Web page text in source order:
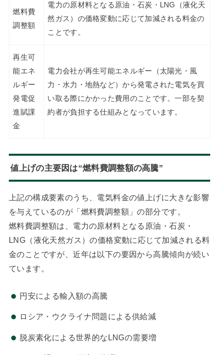
燃料費
調整額
電力の原材料となる原油・石炭・LNG（液化天
然ガス）の価格変動に応じて加減される料金の
ことです。
再生可
能エネ
ルギー
発電促
進賦課
金
電力会社が再生可能エネルギー（太陽光・風
力・水力・地熱など）から発電された電気を買
い取る際にかかった費用のことです。一部を契
約者が負担する仕組みとなっています。
値上げの主要因は“燃料費調整額の高騰”
上記の構成要素のうち、電気料金の値上げに大きな影響
を与えているのが「燃料費調整額」の部分です。
燃料費調整額は、電力の原材料となる原油・石炭・
LNG（液化天然ガス）の価格変動に応じて加減される料
金のことですが、近年は以下の要因から高騰傾向が続い
ています。
円安による輸入額の高騰
ロシア・ウクライナ問題による供給減
脱炭素化による世界的なLNGの需要増